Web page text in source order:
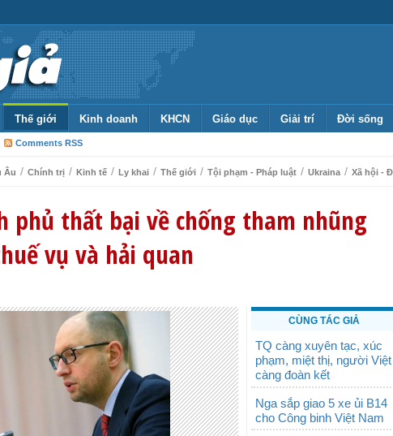
Thế giới Kinh doanh KHCN Giáo dục Giải trí Đời sống
Comments RSS
Âu / Chính trị / Kinh tế / Ly khai / Thế giới / Tội phạm - Pháp luật / Ukraina / Xã hội -
phủ thất bại về chống tham nhũng
vụ và hải quan
CÙNG TÁC GIẢ
TQ càng xuyên tạc, xúc
phạm, miệt thị, người Việt
càng đoàn kết
Nga sắp giao 5 xe ủi B14
cho Công binh Việt Nam